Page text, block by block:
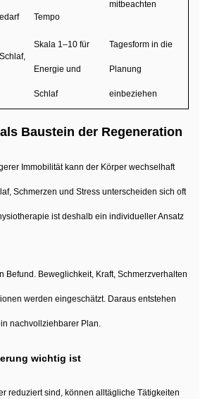
Tempo
mitbeachten
Skala 1–10 für
Energie und
Schlaf
Tagesform in die
Planung
einbeziehen
Baustein der Regeneration
Immobilität kann der Körper wechselhaft
Schmerzen und Stress unterscheiden sich oft
ist deshalb ein individueller Ansatz
Befund. Beweglichkeit, Kraft, Schmerzverhalten
werden eingeschätzt. Daraus entstehen
nachvollziehbarer Plan.
wichtig ist
reduziert sind, können alltägliche Tätigkeiten